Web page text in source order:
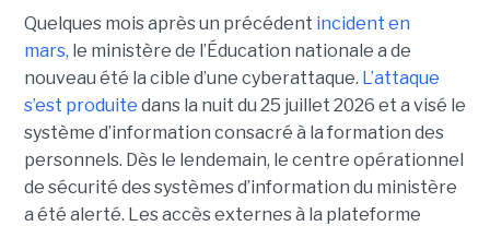
Quelques mois après un précédent incident en
mars, le ministère de l’Éducation nationale a de
nouveau été la cible d’une cyberattaque. L’attaque
s’est produite dans la nuit du 25 juillet 2026 et a visé le
système d’information consacré à la formation des
personnels. Dès le lendemain, le centre opérationnel
de sécurité des systèmes d’information du ministère
a été alerté. Les accès externes à la plateforme